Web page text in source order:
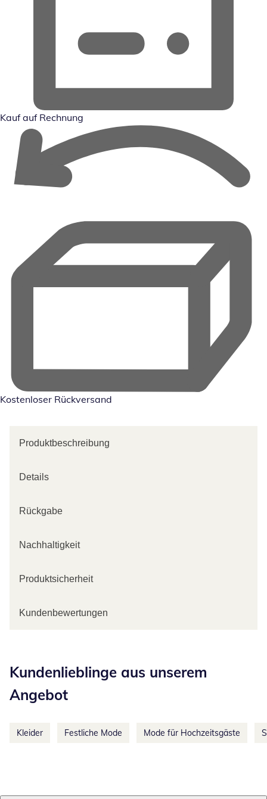
Kauf auf Rechnung
Kostenloser Rückversand
Produktbeschreibung
Details
Rückgabe
Nachhaltigkeit
Produktsicherheit
Kundenbewertungen
Kundenlieblinge aus unserem
Angebot
Kleider Festliche Mode Mode für Hochzeitsgäste